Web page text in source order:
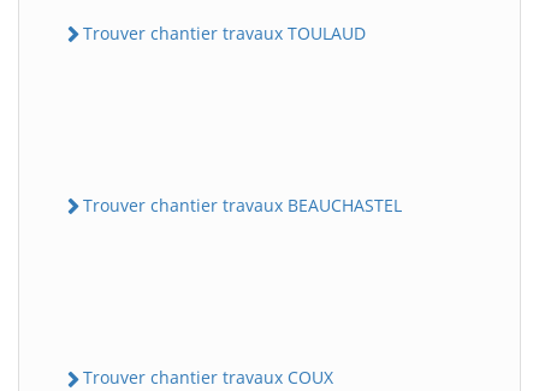
Trouver chantier travaux TOULAUD
Trouver chantier travaux BEAUCHASTEL
Trouver chantier travaux COUX